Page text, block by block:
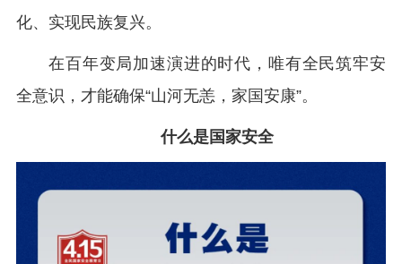
化、实现民族复兴。
在百年变局加速演进的时代，唯有全民筑牢安
全意识，才能确保“山河无恙，家国安康”。
什么是国家安全